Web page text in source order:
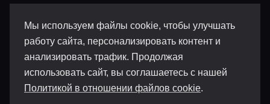
Мы используем файлы cookie, чтобы улучшать
работу сайта, персонализировать контент и
анализировать трафик. Продолжая
использовать сайт, вы соглашаетесь с нашей
Политикой в отношении файлов cookie.